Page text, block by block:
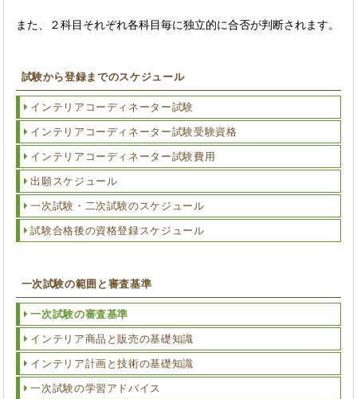
また、２科目それぞれ各科目毎に独立的に合否が判断されます。
試験から登録までのスケジュール
インテリアコーディネーター試験
インテリアコーディネーター試験受験資格
インテリアコーディネーター試験費用
出願スケジュール
一次試験・二次試験のスケジュール
試験合格後の資格登録スケジュール
一次試験の範囲と審査基準
一次試験の審査基準
インテリア商品と販売の基礎知識
インテリア計画と技術の基礎知識
一次試験の学習アドバイス